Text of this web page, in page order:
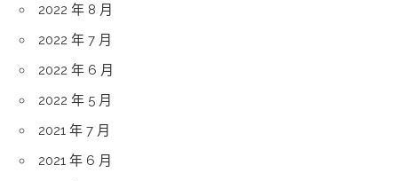
2022 年 8 月
2022 年 7 月
2022 年 6 月
2022 年 5 月
2021 年 7 月
2021 年 6 月